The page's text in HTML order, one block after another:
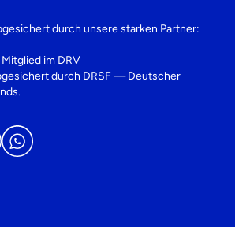
durch unsere starken Partner:
im DRV
durch DRSF — Deutscher